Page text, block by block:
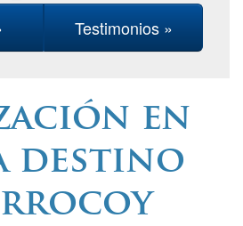
Testimonios »
en
destino